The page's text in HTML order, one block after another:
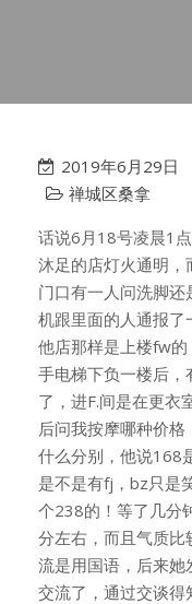
2019年6月29日
禅城区桑拿
话说6月18号凌晨1
沐足的店灯火通明
门口有一人问洗脚
机跟里面的人通报
他店那样是上楼fw
手电梯下负一楼后，
了，进F.间是在更衣
后问我按摩哪种价
什么分别，他说168
是不是有fj，bz只是
个238的！等了几分
分左右，而且气质
流是用国语，后来
交流了，通过交谈得